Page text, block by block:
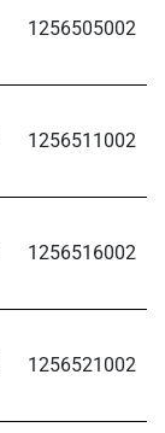
1256505002
1256511002
1256516002
1256521002